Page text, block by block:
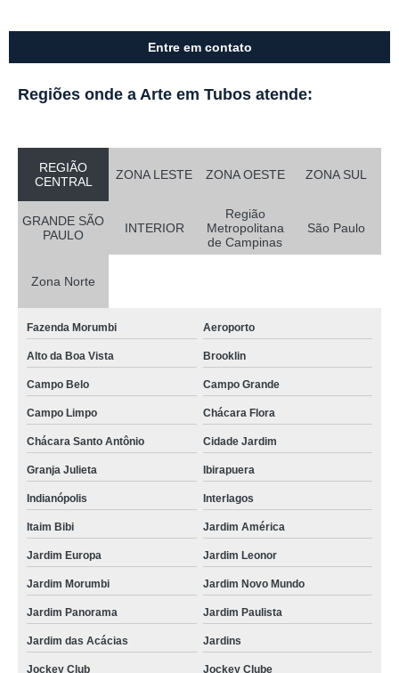
Entre em contato
Regiões onde a Arte em Tubos atende:
REGIÃO
CENTRAL
ZONA LESTE ZONA OESTE ZONA SUL
GRANDE SÃO
PAULO
INTERIOR
Região
Metropolitana
de Campinas
São Paulo
Zona Norte
Fazenda Morumbi Aeroporto
Alto da Boa Vista Brooklin
Campo Belo Campo Grande
Campo Limpo Chácara Flora
Chácara Santo Antônio Cidade Jardim
Granja Julieta Ibirapuera
Indianópolis Interlagos
Itaim Bibi Jardim América
Jardim Europa Jardim Leonor
Jardim Morumbi Jardim Novo Mundo
Jardim Panorama Jardim Paulista
Jardim das Acácias Jardins
Jockey Club Jockey Clube